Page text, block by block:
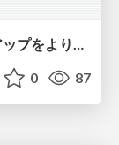
最新『N2WS 4.5』でクラウドバックアップをより強固に！EKS/S3のデータ保護からAzure対応拡張など新機能を紹介！
0 87